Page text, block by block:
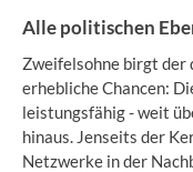
Alle politischen
Zweifelsohne birgt der
erhebliche Chancen:
leistungsfähig - weit
hinaus. Jenseits der
Netzwerke in der